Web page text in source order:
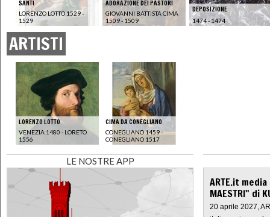
SANTI
LORENZO LOTTO 1529 -
1529
ADORAZIONE DEI PASTORI
GIOVANNI BATTISTA CIMA
1509 - 1509
DEPOSIZIONE
1474 - 1474
ARTISTI
LORENZO LOTTO
VENEZIA 1480 - LORETO
1556
CIMA DA CONEGLIANO
CONEGLIANO 1459 -
CONEGLIANO 1517
LE NOSTRE APP
ARTE.it
MAESTRI" di
20 aprile 2027,